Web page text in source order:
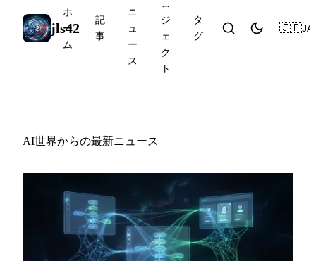
jls42
ホ
ー
ム
記
事
ニ
ュ
ー
ス
ロ
ジ
ェ
ク
ト
タ
グ
🇯🇵JA
AI世界からの最新ニュース